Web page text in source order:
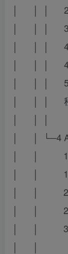
│ │ │ 2
│ │ │ 3
│ │ │ 4
│ │ │ 4
│ │ │ 5
│ │ │ 秋
│ │ │
│ │ └─4
│ │ 1 免
│ │ 1 免费
│ │ 2
│ │ 2 免
│ │ 3 免
│ │